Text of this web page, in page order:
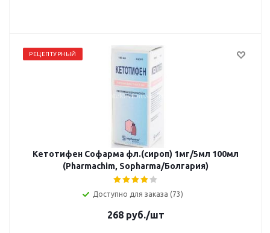
РЕЦЕПТУРНЫЙ
Кетотифен Софарма фл.(сироп) 1мг/5мл 100мл
(Pharmachim, Sopharma/Болгария)
Доступно для заказа (73)
268руб./шт